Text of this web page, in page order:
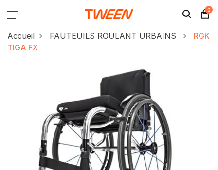
0
Accueil FAUTEUILS ROULANT URBAINS
RGK
TIGA FX